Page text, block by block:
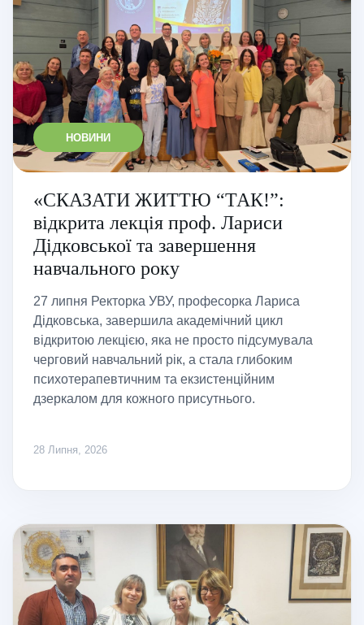
НОВИНИ
«СКАЗАТИ ЖИТТЮ “ТАК!”:
відкрита лекція проф. Лариси
Дідковської та завершення
навчального року
27 липня Ректорка УВУ, професорка Лариса
Дідковська, завершила академічний цикл
відкритою лекцією, яка не просто підсумувала
черговий навчальний рік, а стала глибоким
психотерапевтичним та екзистенційним
дзеркалом для кожного присутнього.
28 Липня, 2026